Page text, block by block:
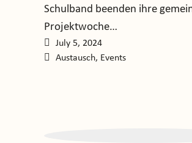
Schulband beenden ihre
Projektwoche…
July 5, 2024
Austausch, Events